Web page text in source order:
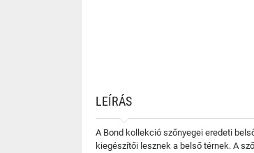
LEÍRÁS
A Bond kollekció szőnyegei eredeti
kiegészítői lesznek a belső térnek. A